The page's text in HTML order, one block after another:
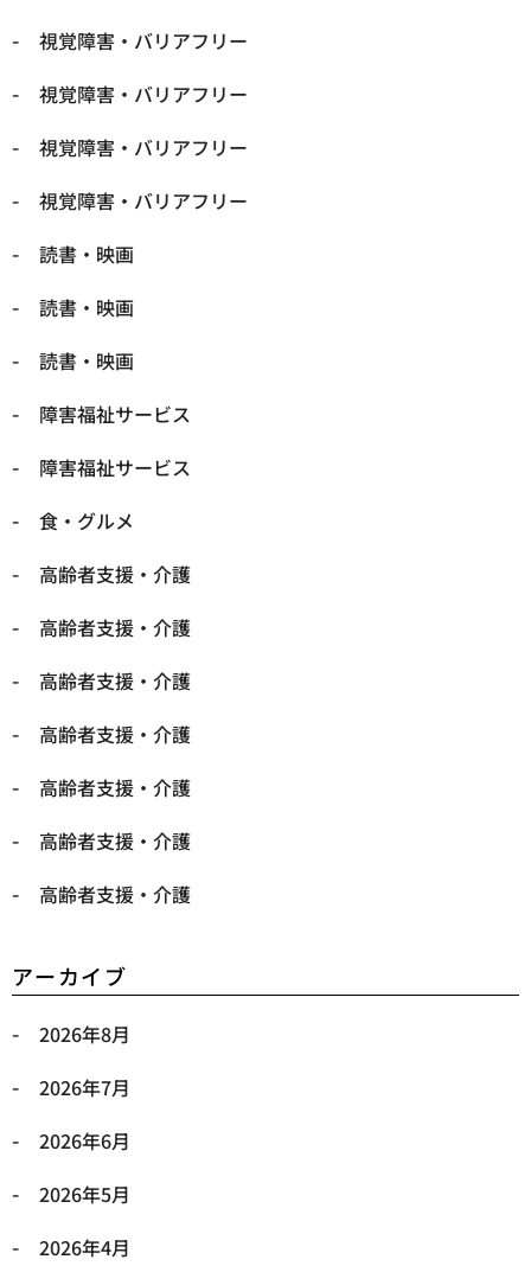
視覚障害・バリアフリー
視覚障害・バリアフリー
視覚障害・バリアフリー
視覚障害・バリアフリー
読書・映画
読書・映画
読書・映画
障害福祉サービス
障害福祉サービス
食・グルメ
高齢者支援・介護
高齢者支援・介護
高齢者支援・介護
高齢者支援・介護
高齢者支援・介護
高齢者支援・介護
高齢者支援・介護
アーカイブ
2026年8月
2026年7月
2026年6月
2026年5月
2026年4月